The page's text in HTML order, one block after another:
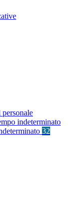
indeterminato
32